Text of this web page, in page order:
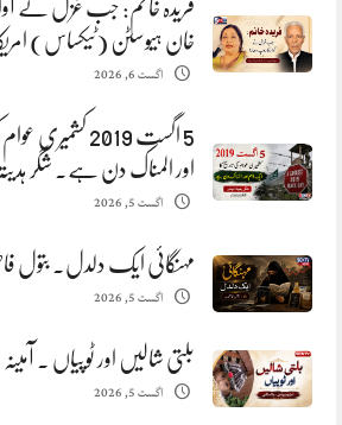
فریدہ خانم: جب غزل نے
خان ہیوسٹن (ٹیکساس)
اگست 6, 2026
5 اگست 2019
اور المناک دن ہے. شگر
اگست 5, 2026
مہنگائی ایک دلدل. بتول
اگست 5, 2026
بلتی شالیں اور ٹوپیاں . آمینہ
اگست 5, 2026